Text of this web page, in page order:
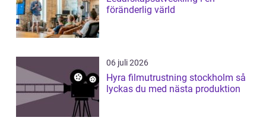
föränderlig värld
06 juli 2026
Hyra filmutrustning stockholm så
lyckas du med nästa produktion